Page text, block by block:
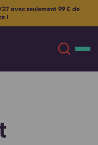
de 300 £ sur
CP300
plus